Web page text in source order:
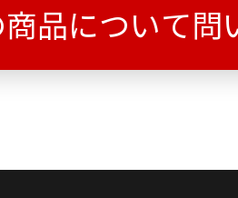
商品について問